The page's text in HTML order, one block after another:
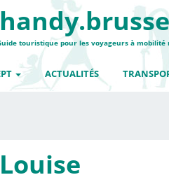
touristique pour les voyageurs à mobilité
ACTUALITÉS